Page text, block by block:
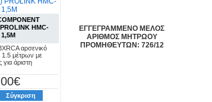
HMC-
αρσενικό
1.5 μέτρων με
άριστη
Σύγκριση
ΕΓΓΕΓΡΑΜΜΕΝΟ ΜΕΛΟΣ
ΑΡΙΘΜΟΣ ΜΗΤΡΩΟΥ
ΠΡΟΜΗΘΕΥΤΩΝ: 726/12